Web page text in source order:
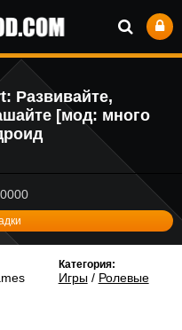
Развивайте,
[мод: много
Категория:
Игры/ Ролевые